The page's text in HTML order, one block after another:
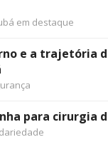
em destaque
e a trajetória
para cirurgia